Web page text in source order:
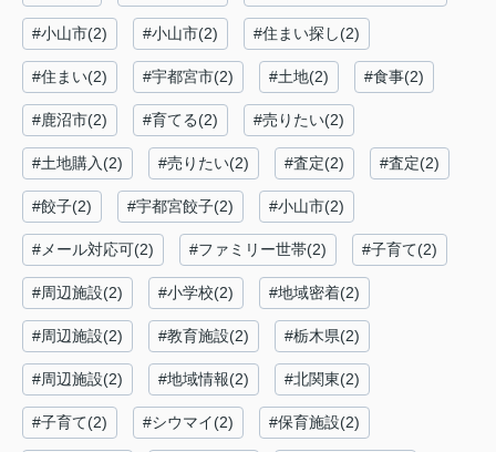
#小山市(2) #小山市(2) #住まい探し(2)
#住まい(2) #宇都宮市(2) #土地(2) #食事(2)
#鹿沼市(2) #育てる(2) #売りたい(2)
#土地購入(2) #売りたい(2) #査定(2) #査定(2)
#餃子(2) #宇都宮餃子(2) #小山市(2)
#メール対応可(2) #ファミリー世帯(2) #子育て(2)
#周辺施設(2) #小学校(2) #地域密着(2)
#周辺施設(2) #教育施設(2) #栃木県(2)
#周辺施設(2) #地域情報(2) #北関東(2)
#子育て(2) #シウマイ(2) #保育施設(2)